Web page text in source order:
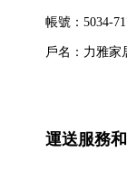
帳號：5034-
戶名：力雅家
運送服務